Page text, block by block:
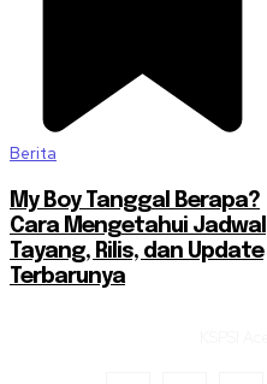
Berita
My Boy Tanggal Berapa?
Cara Mengetahui Jadwal
Tayang, Rilis, dan Update
Terbarunya